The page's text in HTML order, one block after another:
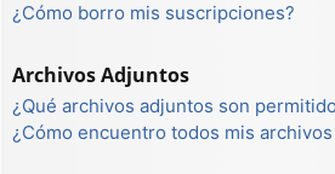
¿Cómo borro mis suscripciones?
Archivos Adjuntos
¿Qué archivos adjuntos son
¿Cómo encuentro todos mis